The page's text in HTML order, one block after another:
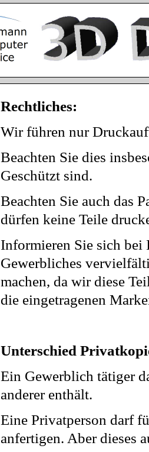
Rechtliches:
Wir führen nur
Beachten Sie dies
Geschützt sind.
Beachten Sie auch das
dürfen keine Teile
Informieren Sie sich
Gewerbliches
machen, da wir diese
die eingetragenen
Unterschied
Ein Gewerblich tätiger
anderer enthält.
Eine Privatperson darf
anfertigen. Aber dieses